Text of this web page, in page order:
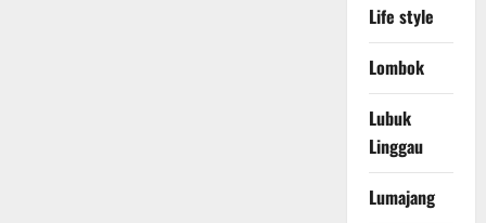
Life style
Lombok
Lubuk
Linggau
Lumajang